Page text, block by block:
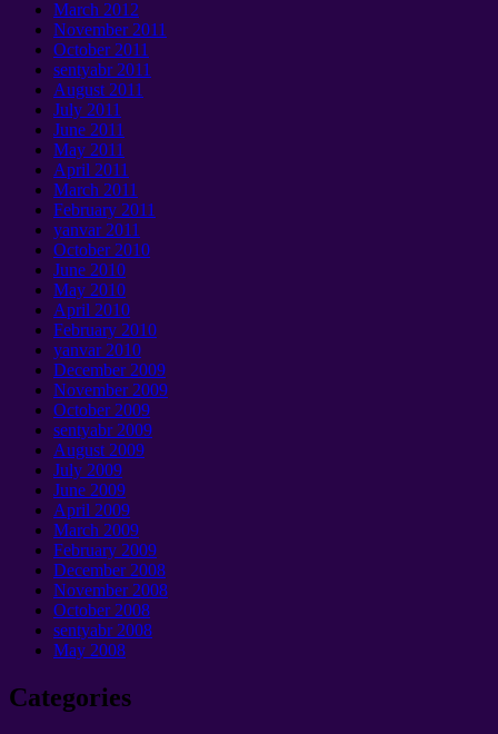
March 2012
November2011
October2011
sentyabr 2011
August 2011
July 2011
June 2011
May 2011
April 2011
March 2011
February 2011
yanvar 2011
October2010
June 2010
May 2010
April 2010
February 2010
yanvar 2010
December2009
November2009
October2009
sentyabr 2009
August 2009
July 2009
June 2009
April 2009
March 2009
February 2009
December2008
November2008
October2008
sentyabr 2008
May 2008
Categories